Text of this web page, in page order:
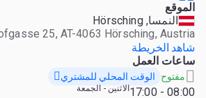
الموقع
النمسا, Hörsching
25, AT-4063 Hörsching, Austria
شاهد الخريطة
ساعات العمل
مفتوح الوقت المحلي للمشتري
08:00 - 17:00 الاثنين - الجمعة